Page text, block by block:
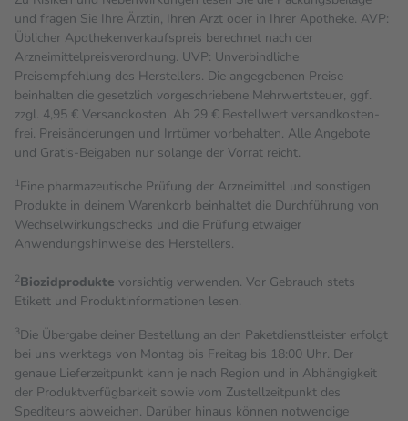
und fragen Sie Ihre Ärztin, Ihren Arzt oder in Ihrer Apotheke. AVP:
Üblicher Apothekenverkaufspreis berechnet nach der
Arzneimittelpreisverordnung. UVP: Unverbindliche
Preisempfehlung des Herstellers. Die angegebenen Preise
beinhalten die gesetzlich vorgeschriebene Mehrwertsteuer, ggf.
zzgl. 4,95 € Versandkosten. Ab 29 € Bestell­wert versand­kosten­
frei. Preisänderungen und Irrtümer vorbehalten. Alle Angebote
und Gratis-Beigaben nur solange der Vorrat reicht.
1Eine pharmazeutische Prüfung der Arzneimittel und sonstigen
Produkte in deinem Warenkorb beinhaltet die Durchführung von
Wechselwirkungschecks und die Prüfung etwaiger
Anwendungshinweise des Herstellers.
2Biozidprodukte vorsichtig verwenden. Vor Gebrauch stets
Etikett und Produktinformationen lesen.
3Die Übergabe deiner Bestellung an den Paketdienstleister erfolgt
bei uns werktags von Montag bis Freitag bis 18:00 Uhr. Der
genaue Lieferzeitpunkt kann je nach Region und in Abhängigkeit
der Produktverfügbarkeit sowie vom Zustellzeitpunkt des
Spediteurs abweichen. Darüber hinaus können notwendige